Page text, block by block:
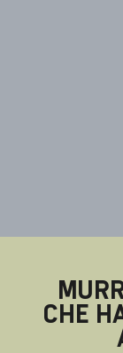
CHE